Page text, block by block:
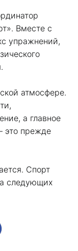
Вместе с
упражнений,
атмосфере.
а главное
это прежде
Спорт
следующих